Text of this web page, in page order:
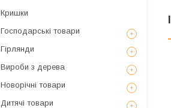
Кришки
Господарські товари
Гірлянди
Вироби з дерева
Новорічні товари
Дитячі товари